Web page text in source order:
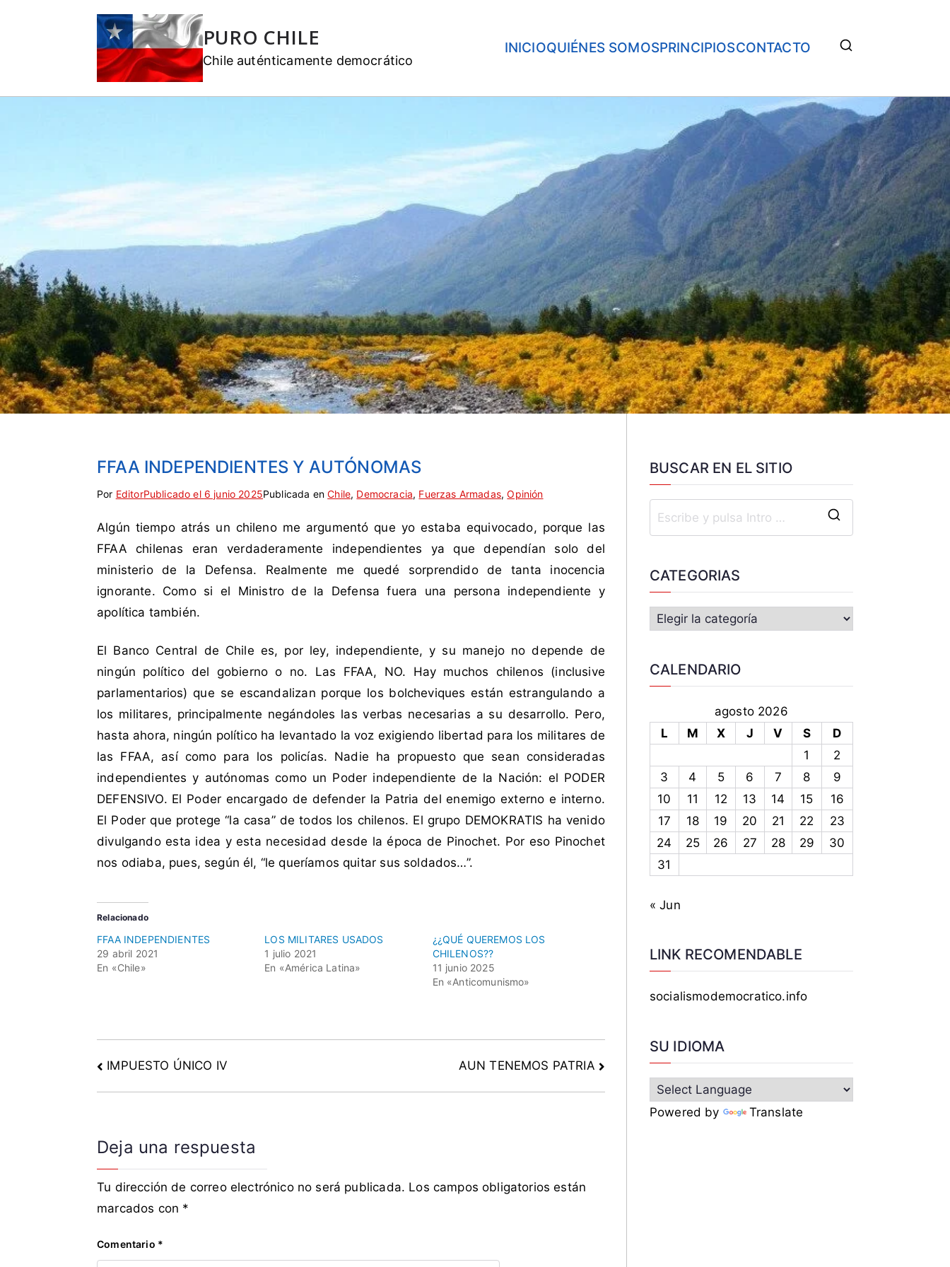
PURO CHILE
Chile auténticamente democrático
INICIOQUIÉNES SOMOSPRINCIPIOSCONTACTO
FFAA INDEPENDIENTES Y AUTÓNOMAS
Por EditorPublicado el 6 junio 2025Publicada enChile, Democracia, Fuerzas Armadas,Opinión
E
i
q
u
t
a
a
c
o
m
a
u
t
ó
n
m
a
,
b
a
n
c
n
t
a
F
A
S
n
c
o
e
n
a
r
i
o
Algún tiempo atrás un chileno me argumentó que yo estaba equivocado, porque las
FFAA chilenas eran verdaderamente independientes ya que dependían solo del
ministerio de la Defensa. Realmente me quedé sorprendido de tanta inocencia
ignorante. Como si el Ministro de la Defensa fuera una persona independiente y
apolítica también.
El Banco Central de Chile es, por ley, independiente, y su manejo no depende de
ningún político del gobierno o no. Las FFAA, NO. Hay muchos chilenos (inclusive
parlamentarios) que se escandalizan porque los bolcheviques están estrangulando a
los militares, principalmente negándoles las verbas necesarias a su desarrollo. Pero,
hasta ahora, ningún político ha levantado la voz exigiendo libertad para los militares de
las FFAA, así como para los policías. Nadie ha propuesto que sean consideradas
independientes y autónomas como un Poder independiente de la Nación: el PODER
DEFENSIVO. El Poder encargado de defender la Patria del enemigo externo e interno.
El Poder que protege “la casa” de todos los chilenos. El grupo DEMOKRATIS ha venido
divulgando esta idea y esta necesidad desde la época de Pinochet. Por eso Pinochet
nos odiaba, pues, según él, “le queríamos quitar sus soldados…”.
Relacionado
FFAA INDEPENDIENTES
29 abril 2021
En «Chile»
LOS MILITARES USADOS
1 julio 2021
En «América Latina»
¿¿QUÉ QUEREMOS LOS
CHILENOS??
11 junio 2025
En «Anticomunismo»
IMPUESTO ÚNICO IV AUN TENEMOS PATRIA
Deja una respuesta
Tu dirección de correo electrónico no será publicada. Los campos obligatorios están
marcados con *
Comentario *
BUSCAR EN EL SITIO
CATEGORIAS
CALENDARIO
agosto 2026
L
M X J V S
D
1
2
3
4 5 6 7 8
9
10
11 12 13 14 15
16
17
18 19 20 21 22
23
24
25 26 27 28 29
30
31
« Jun
LINK RECOMENDABLE
socialismodemocratico.info
SU IDIOMA
Powered by Translate